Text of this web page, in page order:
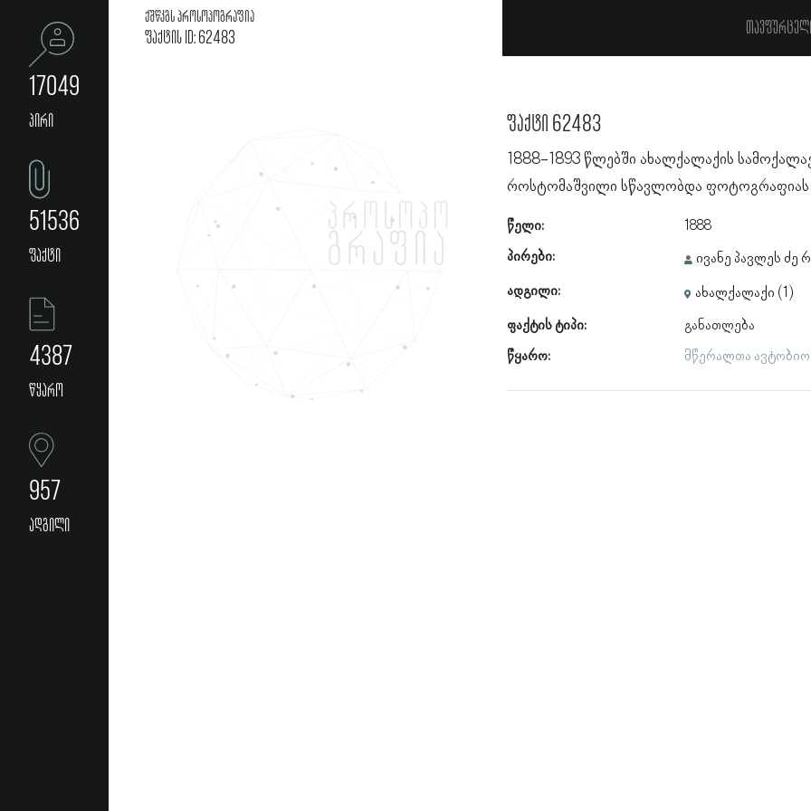
17049
პირი
51536
ფაქტი
4387
წყარო
957
ადგილი
ქშწკგს პროსოპოგრაფია
ფაქტის ID: 62483
ფაქტი 62483
1888-1893 წლებში ახალქალაქის
როსტომაშვილი სწავლობდა ფოტოგრაფიას,
წელი:
1888
პირები:
ივანე პავლეს ძე
ადგილი:
ახალქალაქი (1)
ფაქტის ტიპი:
განათლება
წყარო:
მწერალთა